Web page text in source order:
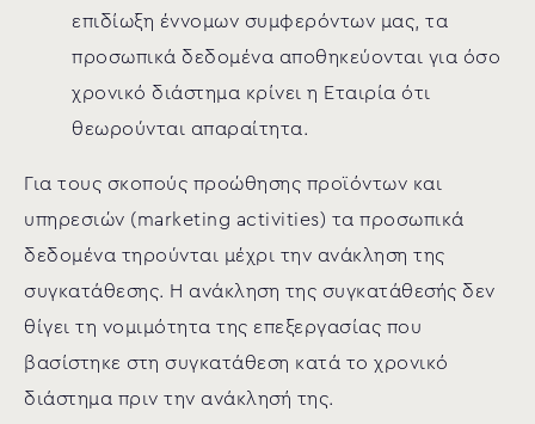
επιδίωξη έννομων συμφερόντων μας, τα
προσωπικά δεδομένα αποθηκεύονται για όσο
χρονικό διάστημα κρίνει η Εταιρία ότι
θεωρούνται απαραίτητα.
Για τους σκοπούς προώθησης προϊόντων και
υπηρεσιών (marketing activities) τα προσωπικά
δεδομένα τηρούνται μέχρι την ανάκληση της
συγκατάθεσης. Η ανάκληση της συγκατάθεσής δεν
θίγει τη νομιμότητα της επεξεργασίας που
βασίστηκε στη συγκατάθεση κατά το χρονικό
διάστημα πριν την ανάκλησή της.